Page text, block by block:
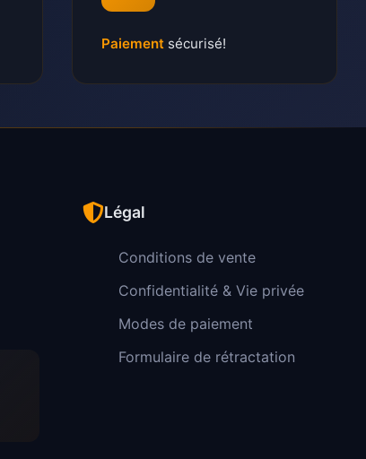
Paiement sécurisé!
Légal
Conditions de vente
Confidentialité & Vie privée
Modes de paiement
Formulaire de rétractation